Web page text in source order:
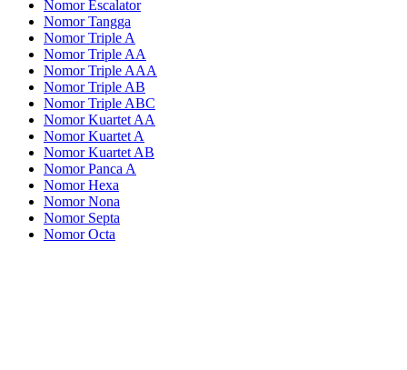
Nomor Escalator
Nomor Tangga
Nomor Triple A
Nomor Triple AA
Nomor Triple AAA
Nomor Triple AB
Nomor Triple ABC
Nomor Kuartet AA
Nomor Kuartet A
Nomor Kuartet AB
Nomor Panca A
Nomor Hexa
Nomor Nona
Nomor Septa
Nomor Octa